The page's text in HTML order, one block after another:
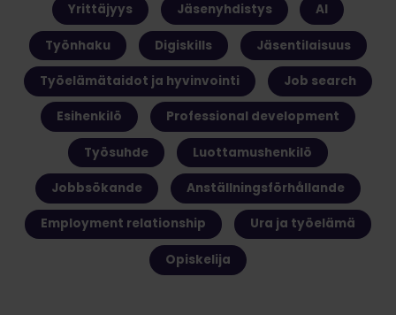
Yrittäjyys Jäsenyhdistys AI
Työnhaku Digiskills Jäsentilaisuus
Työelämätaidot ja hyvinvointi Job search
Esihenkilö Professional development
Työsuhde Luottamushenkilö
Jobbsökande Anställningsförhållande
Employment relationship Ura ja työelämä
Opiskelija